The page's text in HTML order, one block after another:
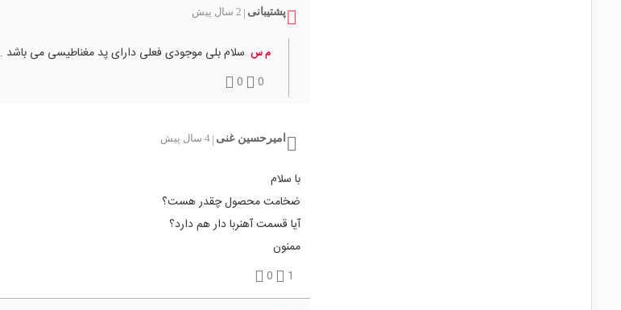
پشتیبانی 2 سال پیش
م س سلام بلی موجودی فعلی دارای پد مغناطیسی می باشد .
0
0
امیرحسین غنی 4 سال پیش
با سلام
ضخامت محصول چقدر هست؟
آیا قسمت آهنربا دار هم دارد؟
ممنون
1
0